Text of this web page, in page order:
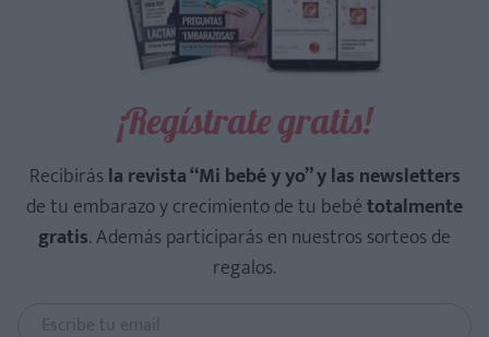
¡Regístrate gratis!
Recibirásla revista “Mi bebé y yo” y las newsletters
de tu embarazo y crecimiento de tu bebétotalmente
gratis. Además participarás en nuestros sorteos de
regalos.